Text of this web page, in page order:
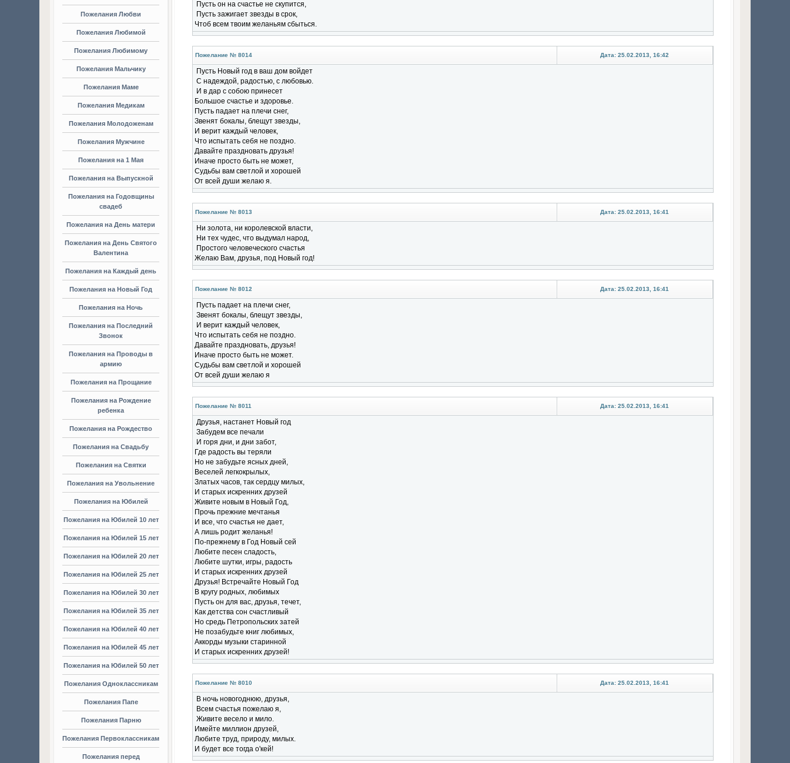
Пожелания Любви
Пожелания Любимой
Пожелания Любимому
Пожелания Мальчику
Пожелания Маме
Пожелания Медикам
Пожелания Молодоженам
Пожелания Мужчине
Пожелания на 1 Мая
Пожелания на Выпускной
Пожелания на Годовщины
свадеб
Пожелания на День матери
Пожелания на День Святого
Валентина
Пожелания на Каждый день
Пожелания на Новый Год
Пожелания на Ночь
Пожелания на Последний
Звонок
Пожелания на Проводы в
армию
Пожелания на Прощание
Пожелания на Рождение
ребенка
Пожелания на Рождество
Пожелания на Свадьбу
Пожелания на Святки
Пожелания на Увольнение
Пожелания на Юбилей
Пожелания на Юбилей 10 лет
Пожелания на Юбилей 15 лет
Пожелания на Юбилей 20 лет
Пожелания на Юбилей 25 лет
Пожелания на Юбилей 30 лет
Пожелания на Юбилей 35 лет
Пожелания на Юбилей 40 лет
Пожелания на Юбилей 45 лет
Пожелания на Юбилей 50 лет
Пожелания Одноклассникам
Пожелания Папе
Пожелания Парню
Пожелания Первоклассникам
Пожелания перед
Пусть он на счастье не скупится,
Пусть зажигает звезды в срок,
Чтоб всем твоим желаньям сбыться.
Пожелание № 8014 Дата: 25.02.2013, 16:42
Пусть Новый год в ваш дом войдет
С надеждой, радостью, с любовью.
И в дар с собою принесет
Большое счастье и здоровье.
Пусть падает на плечи снег,
Звенят бокалы, блещут звезды,
И верит каждый человек,
Что испытать себя не поздно.
Давайте праздновать друзья!
Иначе просто быть не может,
Судьбы вам светлой и хорошей
От всей души желаю я.
Пожелание № 8013 Дата: 25.02.2013, 16:41
Ни золота, ни королевской власти,
Ни тех чудес, что выдумал народ,
Простого человеческого счастья
Желаю Вам, друзья, под Новый год!
Пожелание № 8012 Дата: 25.02.2013, 16:41
Пусть падает на плечи снег,
Звенят бокалы, блещут звезды,
И верит каждый человек,
Что испытать себя не поздно.
Давайте праздновать, друзья!
Иначе просто быть не может.
Судьбы вам светлой и хорошей
От всей души желаю я
Пожелание № 8011 Дата: 25.02.2013, 16:41
Друзья, настанет Новый год
Забудем все печали
И горя дни, и дни забот,
Где радость вы теряли
Но не забудьте ясных дней,
Веселей легкокрылых,
Златых часов, так сердцу милых,
И старых искренних друзей
Живите новым в Новый Год,
Прочь прежние мечтанья
И все, что счастья не дает,
А лишь родит желанья!
По-прежнему в Год Новый сей
Любите песен сладость,
Любите шутки, игры, радость
И старых искренних друзей
Друзья! Встречайте Новый Год
В кругу родных, любимых
Пусть он для вас, друзья, течет,
Как детства сон счастливый
Но средь Петропольских затей
Не позабудьте книг любимых,
Аккорды музыки старинной
И старых искренних друзей!
Пожелание № 8010 Дата: 25.02.2013, 16:41
В ночь новогоднюю, друзья,
Всем счастья пожелаю я,
Живите весело и мило.
Имейте миллион друзей,
Любите труд, природу, милых.
И будет все тогда о'кей!